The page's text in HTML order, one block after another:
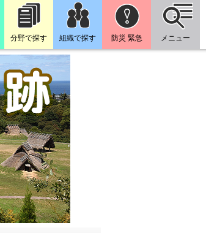
分野で探す 組織で探す 防災 緊急 メニュー